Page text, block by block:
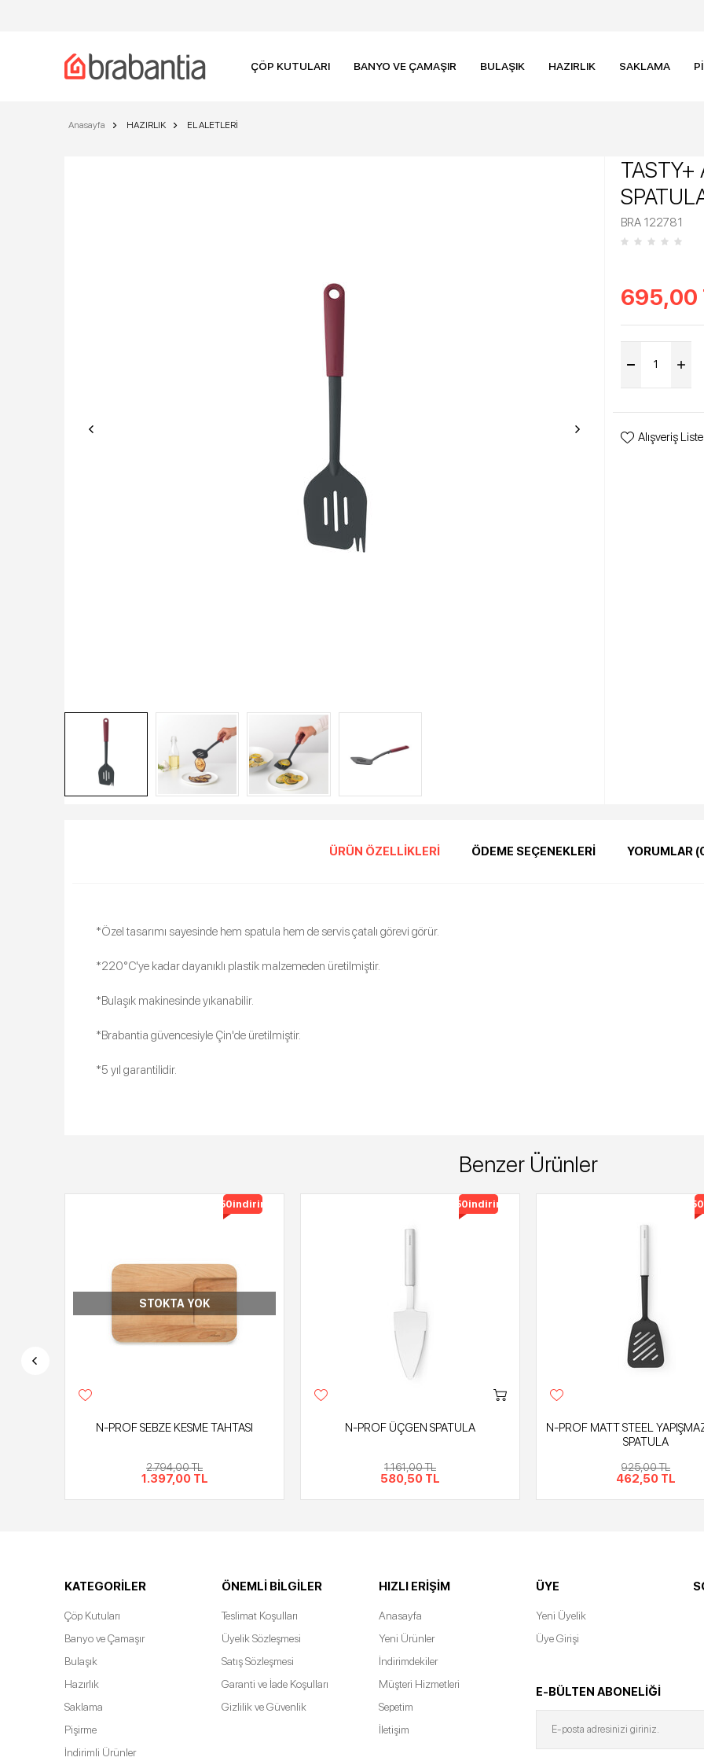
ÇÖP KUTULARI BANYO VE ÇAMAŞIR BULAŞIK HAZIRLIK SAKLAMA
Anasayfa HAZIRLIK EL ALETLERİ
TASTY+
BRA 122781
695,00
Alışveriş
ÜRÜN ÖZELLIKLERI ÖDEME SEÇENEKLERI YORUMLAR
*Özel tasarımı sayesinde hem spatula hem de servis çatalı görevi görür.
*220°C'ye kadar dayanıklı plastik malzemeden üretilmiştir.
*Bulaşık makinesinde yıkanabilir.
*Brabantia güvencesiyle Çin'de üretilmiştir.
*5 yıl garantilidir.
Benzer Ürünler
%50indirimli
STOKTA YOK
N-PROF SEBZE KESME TAHTASI
2.794,00 TL
1.397,00 TL
%50indirimli
N-PROF ÜÇGEN SPATULA
1.161,00 TL
580,50 TL
%50
N-PROF MATT STEEL
SPATULA
925,00 TL
462,50 TL
KATEGORILER
Çöp Kutuları
Banyo ve Çamaşır
Bulaşık
Hazırlık
Saklama
Pişirme
İndirimli Ürünler
ÖNEMLI BILGILER
Teslimat Koşulları
Üyelik Sözleşmesi
Satış Sözleşmesi
Garanti ve İade Koşulları
Gizlilik ve Güvenlik
HIZLI ERIŞIM
Anasayfa
Yeni Ürünler
İndirimdekiler
Müşteri Hizmetleri
Sepetim
İletişim
ÜYE
Yeni Üyelik
Üye Girişi
E-BÜLTEN ABONELİĞİ